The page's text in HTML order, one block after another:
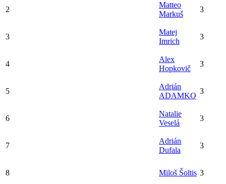
2
Matteo
Markuš
3
3
Matej
Imrich
3
4
Alex
Hopkovič
3
5
Adrián
ADAMKO
3
6
Natalie
Veselá
3
7
Adrián
Dufala
3
8 Miloš Šoltis 3